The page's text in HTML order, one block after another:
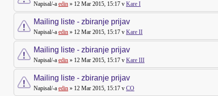
Napisal/-a edin » 12 Mar 2015, 15:17 v Kare I
Mailing liste - zbiranje prijav
Napisal/-a edin » 12 Mar 2015, 15:17 v Kare II
Mailing liste - zbiranje prijav
Napisal/-a edin » 12 Mar 2015, 15:17 v Kare III
Mailing liste - zbiranje prijav
Napisal/-a edin » 12 Mar 2015, 15:17 v CO